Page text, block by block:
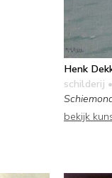
Henk
schilderij
bekijk